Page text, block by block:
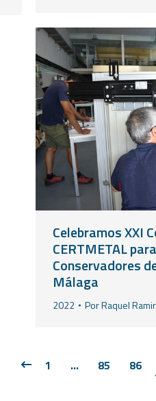
Celebramos XXI
CERTMETAL
Conservadores
Málaga
2022 PorRaquel
1 … 85 86